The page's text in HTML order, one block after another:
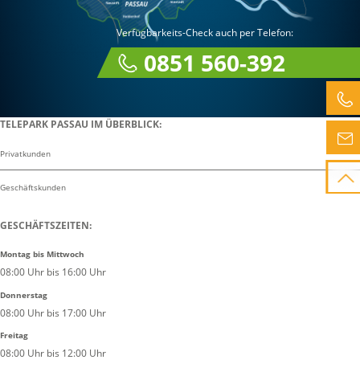
Verfügbarkeits-Check auch per Telefon:
0851 560-392
TELEPARK PASSAU IM ÜBERBLICK:
Privatkunden
Geschäftskunden
GESCHÄFTSZEITEN:
Montag bis Mittwoch
08:00 Uhr bis 16:00 Uhr
Donnerstag
08:00 Uhr bis 17:00 Uhr
Freitag
08:00 Uhr bis 12:00 Uhr